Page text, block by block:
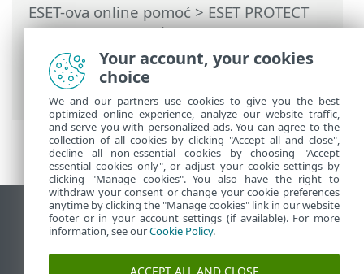
ESET-ova online pomoć > ESET PROTECT
On-Prem>Upotreba sustava ESET
PROTECT On-Prem>ESET PROTECT On-
Prem za pružatelje upravljanih servisa
Uklanjanje tvrtke
Prikaži stranicu za radnu površinu
End of Life
ESET-ova baza znanja
Your account, your cookies
choice
We and our partners use cookies to give you the best
optimized online experience, analyze our website traffic,
and serve you with personalized ads. You can agree to the
collection of all cookies by clicking "Accept all and close",
decline all non-essential cookies by choosing "Accept
essential cookies only", or adjust your cookie settings by
clicking "Manage cookies". You also have the right to
withdraw your consent or change your cookie preferences
anytime by clicking the "Manage cookies" link in our website
footer or in your account settings (if available). For more
information, see ourCookie Policy.